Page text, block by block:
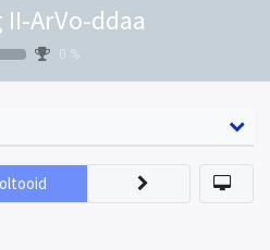
ArVo-ddaa
0 %